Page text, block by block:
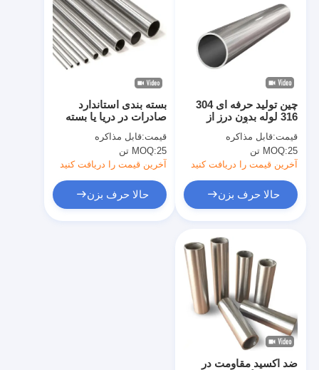
ویدیو
کنترل کیفیت
تماس با ما
اخبار
ورق فولادی ضد زنگ نورد سرد
کلاف فولاد ضد زنگ نورد سرد
ورق فولادی ضد زنگ نورد گرم
بسته بندی استاندارد
صادرات در دریا یا بسته
فولاد ضد زنگ 304
قیمت:قابل مذاکره
MOQ:25 تن
آخرین قیمت را دریافت کنید
حالا حرف بزن
چین تولید حرفه ای 304
316 لوله بدون درز از
قیمت:قابل مذاکره
MOQ:25 تن
آخرین قیمت را دریافت کنید
حالا حرف بزن
ضد اکسید مقاومت در